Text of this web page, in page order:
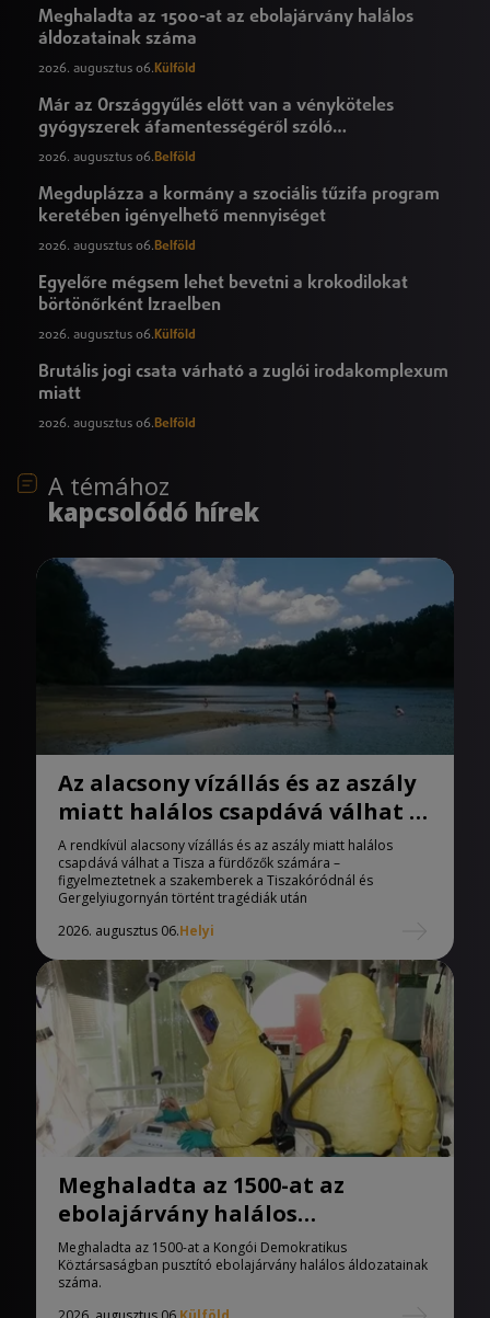
Meghaladta az 1500-at az ebolajárvány halálos
áldozatainak száma
2026. augusztus 06. Külföld
Már az Országgyűlés előtt van a vényköteles
gyógyszerek áfamentességéről szóló
törvényjavaslat
2026. augusztus 06.Belföld
Megduplázza a kormány a szociális tűzifa program
keretében igényelhető mennyiséget
2026. augusztus 06.Belföld
Egyelőre mégsem lehet bevetni a krokodilokat
börtönőrként Izraelben
2026. augusztus 06. Külföld
Brutális jogi csata várható a zuglói irodakomplexum
miatt
2026. augusztus 06.Belföld
A témához
kapcsolódó hírek
Az alacsony vízállás és az aszály
miatt halálos csapdává válhat a
Tisza
A rendkívül alacsony vízállás és az aszály miatt halálos
csapdává válhat a Tisza a fürdőzők számára –
figyelmeztetnek a szakemberek a Tiszakóródnál és
Gergelyiugornyán történt tragédiák után
2026. augusztus 06.Helyi
Meghaladta az 1500-at az
ebolajárvány halálos
áldozatainak száma
Meghaladta az 1500-at a Kongói Demokratikus
Köztársaságban pusztító ebolajárvány halálos áldozatainak
száma.